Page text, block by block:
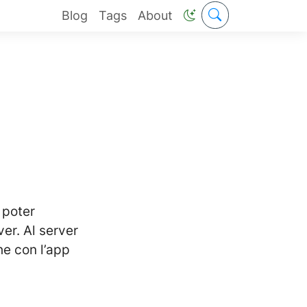
Blog Tags About
Al server
con l’app